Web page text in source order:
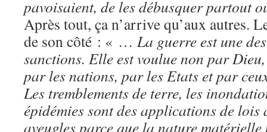
pavoisaient, de les débusquer partout
Après tout, ça n’arrive qu’aux autres.
de son côté : « … La guerre est une
sanctions. Elle est voulue non par
par les nations, par les Etats et par
Les tremblements de terre, les
épidémies sont des applications de lois
aveugles parce que la nature